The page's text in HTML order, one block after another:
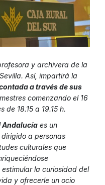
y archivera de la
Así, impartirá la
a través de sus
comenzando el 16
de 18.15 a 19.15 h.
Andalucía es un
a personas
culturales que
la curiosidad del
y ofrecerle un ocio